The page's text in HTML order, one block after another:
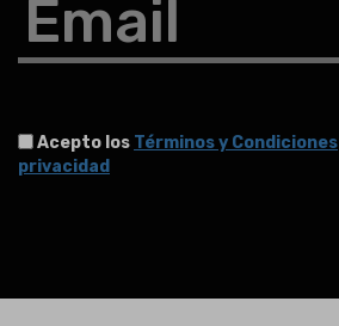
Email
Acepto los Términos y Condiciones
privacidad